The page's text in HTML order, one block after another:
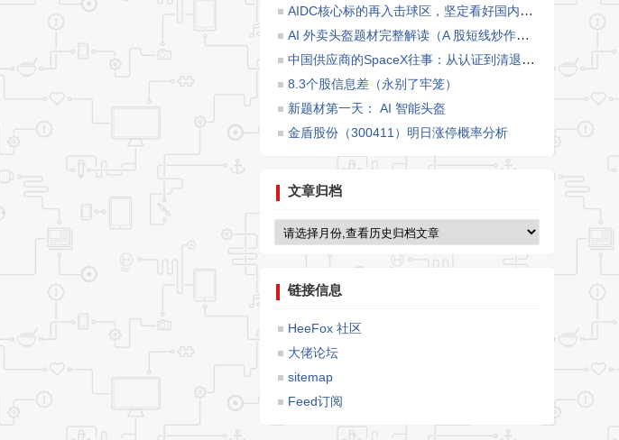
AIDC核心标的再入击球区，坚定看好国内企业在全球液冷市场份额渗透所带来的板块投资机会。
AI 外卖头盔题材完整解读（A 股短线炒作发酵逻辑）
中国供应商的SpaceX往事：从认证到清退的1800天
8.3个股信息差（永别了牢笼）
新题材第一天： AI 智能头盔
金盾股份（300411）明日涨停概率分析
文章归档
链接信息
HeeFox 社区
大佬论坛
sitemap
Feed订阅